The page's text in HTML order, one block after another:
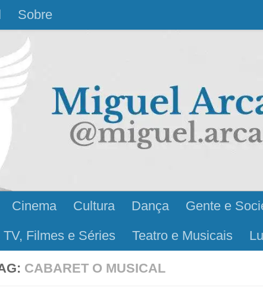
Sobre
Cinema Cultura Dança Gente e
Filmes e Séries Teatro e Musicais
CABARET O MUSICAL